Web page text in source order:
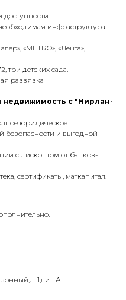
инфраструктура
«METRO», «Лента»,
детских сада.
развязка
недвижимость с "Нирлан-
юридическое
безопасности и выгодной
с дисконтом от банков-
сертификаты, маткапитал.
1,лит. А